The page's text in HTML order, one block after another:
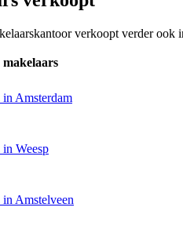
verkoopt verder ook
in Amsterdam
Weesp
in Amstelveen